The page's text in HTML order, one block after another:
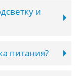
и
питания?